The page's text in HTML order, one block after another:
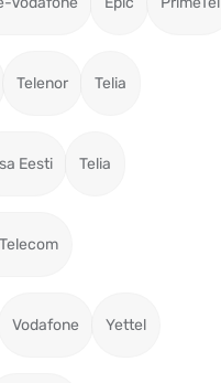
Telenor Telia
Eesti Telia
Vodafone Yettel